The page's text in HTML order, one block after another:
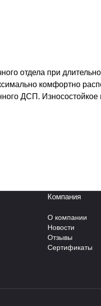
отдела при
комфортно
ДСП.
Компания
О компании
Новости
Отзывы
Сертификаты